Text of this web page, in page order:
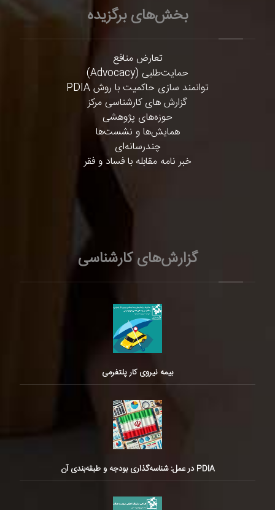
بخش‌های برگزیده
تعارض منافع
حمایت‌طلبی (Advocacy)
توانمند سازی حاکمیت با روش PDIA
گزارش های کارشناسی مرکز
حوزه‌های پژوهشی
همایش‌ها و نشست‌ها
چندرسانه‌ای
خبر نامه مقابله با فساد و فقر
گزارش‌های کارشناسی
بیمه نیروی کار پلتفرمی
PDIA در عمل: شناسه‌گذاری بودجه و طبقه‌بندی آن